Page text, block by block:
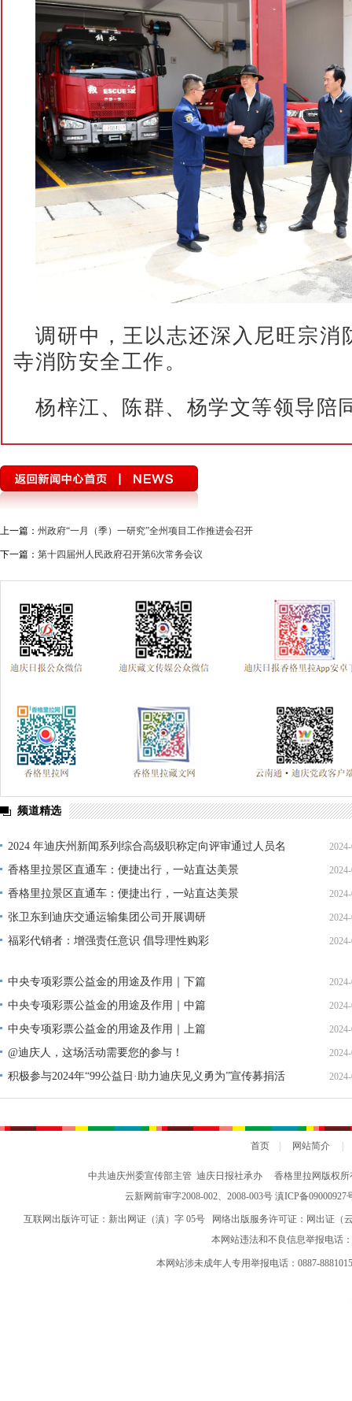
调研中，王以志还深入尼旺宗消
寺消防安全工作。
杨梓江、陈群、杨学文等领导陪
上一篇： 州政府“一月（季）一研究”全州项目工作推进会召开
下一篇： 第十四届州人民政府召开第6次常务会议
频道精选
2024 年迪庆州新闻系列综合高级职称定向评审通过人员名
单公示
香格里拉景区直通车：便捷出行，一站直达美景
香格里拉景区直通车：便捷出行，一站直达美景
张卫东到迪庆交通运输集团公司开展调研
福彩代销者：增强责任意识 倡导理性购彩
中央专项彩票公益金的用途及作用｜下篇
中央专项彩票公益金的用途及作用｜中篇
中央专项彩票公益金的用途及作用｜上篇
@迪庆人，这场活动需要您的参与！
积极参与2024年“99公益日·助力迪庆见义勇为”宣传募捐活
动倡议书